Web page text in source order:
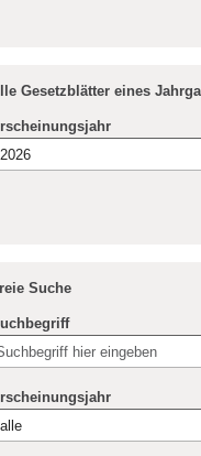
Gesetzblätter eines
Suche